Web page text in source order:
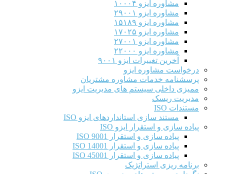
مشاوره ایزو ۱۰۰۰۴
مشاوره ایزو ۲۹۰۰۱
مشاوره ایزو ۱۵۱۸۹
مشاوره ایزو ۱۷۰۲۵
مشاوره ایزو ۲۷۰۰۱
مشاوره ایزو ۲۲۰۰۰
آخرین تغییرات ایزو ۹۰۰۱
درخواست مشاوره ایزو
پرسشنامه خدمات مشاوره مشتریان
ممیزی داخلی سیستم های مدیریت ایزو
مدیریت ریسک
مستندات ISO
مستند سازی استانداردهای ایزو ISO
پیاده سازی و استقرار ایزو ISO
پیاده سازی و استقرار ISO 9001​
پیاده سازی و استقرار ISO 14001
پیاده سازی و استقرار ISO 45001
برنامه ریزی استراتژیک